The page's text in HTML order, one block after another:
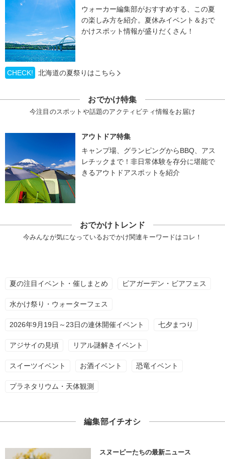
ウォーカー編集部がおすすめする、この夏
の楽しみ方を紹介。夏休みイベント＆おで
かけスポット情報が盛りだくさん！
CHECK! 北海道の夏祭りはこちら
おでかけ特集
今注目のスポットや話題のアクティビティ情報をお届け
アウトドア特集
キャンプ場、グランピングからBBQ、アス
レチックまで！非日常体験を存分に堪能で
きるアウトドアスポットを紹介
おでかけトレンド
今みんなが気になっているおでかけ関連キーワードはコレ！
夏の注目イベント・催しまとめ ビアガーデン・ビアフェス
水かけ祭り・ウォーターフェス
2026年9月19日～23日の連休開催イベント 七夕まつり
アジサイの見頃 リアル謎解きイベント
スイーツイベント お酒イベント 恐竜イベント
プラネタリウム・天体観測
編集部イチオシ
スヌーピーたちの最新ニュース